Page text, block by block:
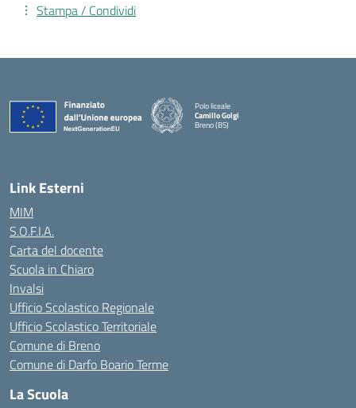
Stampa / Condividi
Polo liceale
Camillo Golgi
Breno (BS)
Link Esterni
MIM
S.O.F.I.A.
Carta del docente
Scuola in Chiaro
Invalsi
Ufficio Scolastico Regionale
Ufficio Scolastico Territoriale
Comune di Breno
Comune di Darfo Boario Terme
La Scuola